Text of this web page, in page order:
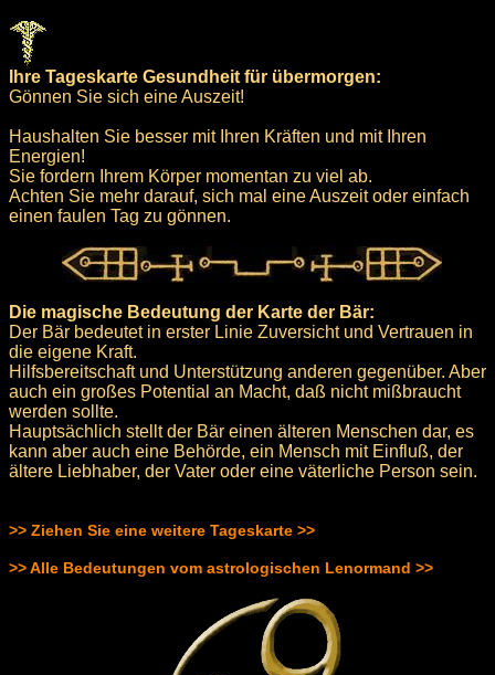
Ihre Tageskarte Gesundheit für übermorgen:
Gönnen Sie sich eine Auszeit!
Haushalten Sie besser mit Ihren Kräften und mit Ihren
Energien!
Sie fordern Ihrem Körper momentan zu viel ab.
Achten Sie mehr darauf, sich mal eine Auszeit oder einfach
einen faulen Tag zu gönnen.
Die magische Bedeutung der Karte der Bär:
Der Bär bedeutet in erster Linie Zuversicht und Vertrauen in
die eigene Kraft.
Hilfsbereitschaft und Unterstützung anderen gegenüber. Aber
auch ein großes Potential an Macht, daß nicht mißbraucht
werden sollte.
Hauptsächlich stellt der Bär einen älteren Menschen dar, es
kann aber auch eine Behörde, ein Mensch mit Einfluß, der
ältere Liebhaber, der Vater oder eine väterliche Person sein.
>> Ziehen Sie eine weitere Tageskarte >>
>> Alle Bedeutungen vom astrologischen Lenormand >>